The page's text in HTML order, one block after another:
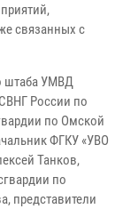
связанных с
штаба УМВД
России по
по Омской
ФГКУ «УВО
Танков,
по
представители